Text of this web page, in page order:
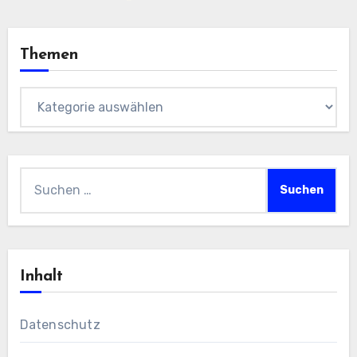
Themen
nach:
Inhalt
Datenschutz